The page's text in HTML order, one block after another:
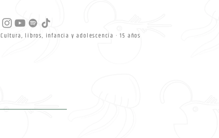
Cultura, libros, infancia y adolescencia · 15 años